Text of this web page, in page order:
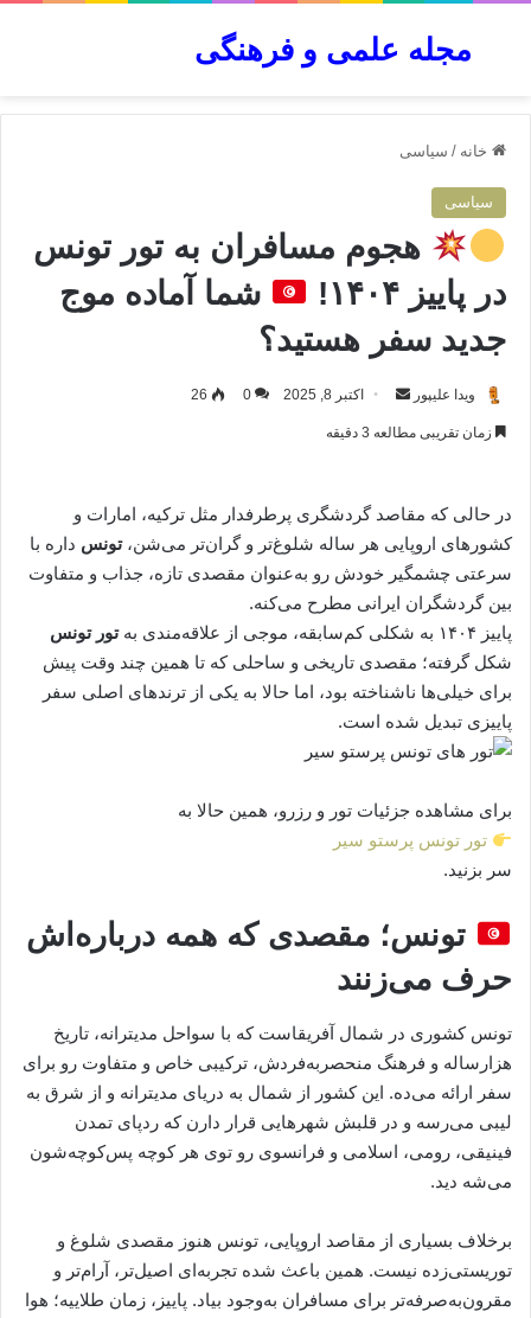
مجله علمی و فرهنگی
جستجو برای
خانه / سیاسی
سیاسی
هجوم مسافران به تور تونس
در پاییز ۱۴۰۴!
شما آماده موج
جدید سفر هستید؟
ویدا علیپور
ارسالاکتبر 8, 2025 0
26
زمان تقریبی مطالعه 3 دقیقه
در حالی که مقاصد گردشگری پرطرفدار مثل ترکیه، امارات و
کشورهای اروپایی هر ساله شلوغ‌تر و گران‌تر می‌شن،تونس داره با
سرعتی چشمگیر خودش رو به‌عنوان مقصدی تازه، جذاب و متفاوت
بین گردشگران ایرانی مطرح می‌کنه.
پاییز ۱۴۰۴ به شکلی کم‌سابقه، موجی از علاقه‌مندی به
تور تونس
شکل گرفته؛ مقصدی تاریخی و ساحلی که تا همین چند وقت پیش
برای خیلی‌ها ناشناخته بود، اما حالا به یکی از ترندهای اصلی سفر
پاییزی تبدیل شده است.
برای مشاهده جزئیات تور و رزرو، همین حالا به
تور تونس پرستو سیر
سر بزنید.
تونس؛ مقصدی که همه درباره‌اش
حرف می‌زنند
تونس کشوری در شمال آفریقاست که با سواحل مدیترانه، تاریخ
هزارساله و فرهنگ منحصربه‌فردش، ترکیبی خاص و متفاوت رو برای
سفر ارائه می‌ده. این کشور از شمال به دریای مدیترانه و از شرق به
لیبی می‌رسه و در قلبش شهرهایی قرار دارن که ردپای تمدن
فینیقی، رومی، اسلامی و فرانسوی رو توی هر کوچه‌ پس‌کوچه‌شون
می‌شه دید.
برخلاف بسیاری از مقاصد اروپایی، تونس هنوز مقصدی شلوغ و
توریستی‌زده نیست. همین باعث شده تجربه‌ای اصیل‌تر، آرام‌تر و
مقرون‌به‌صرفه‌تر برای مسافران به‌وجود بیاد. پاییز، زمان طلاییه؛ هوا